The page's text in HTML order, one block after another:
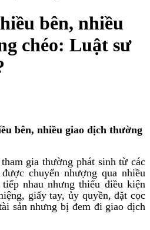
bên, nhiều
chéo: Luật sư
bên, nhiều giao dịch thường
gia thường phát sinh từ các
chuyển nhượng qua nhiều
nhau nhưng thiếu điều kiện
giấy tay, ủy quyền, đặt cọc
sản nhưng bị đem đi giao dịch